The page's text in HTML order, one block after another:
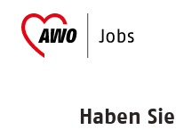
Haben